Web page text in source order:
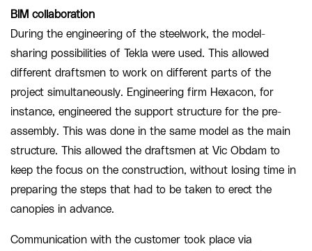
BIM collaboration
During the engineering of the steelwork, the model-
sharing possibilities of Tekla were used. This allowed
different draftsmen to work on different parts of the
project simultaneously. Engineering firm Hexacon, for
instance, engineered the support structure for the pre-
assembly. This was done in the same model as the main
structure. This allowed the draftsmen at Vic Obdam to
keep the focus on the construction, without losing time in
preparing the steps that had to be taken to erect the
canopies in advance.
Communication with the customer took place via